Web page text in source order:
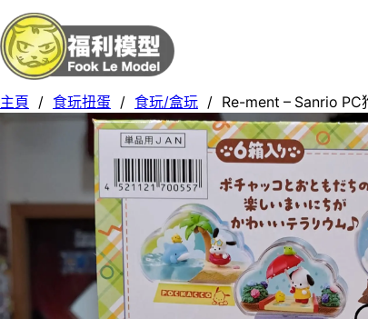
主頁 / 食玩扭蛋 / 食玩/盒玩 / Re-ment – Sanrio